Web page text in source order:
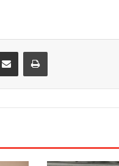
Share via Email Print